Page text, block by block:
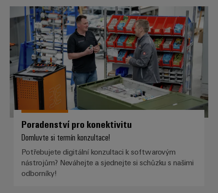
Poradenství pro konektivitu
Poradenství pro konektivitu
Domluvte si termín konzultace!
Potřebujete digitální konzultaci k softwarovým
nástrojům? Neváhejte a sjednejte si schůzku s našimi
odborníky!